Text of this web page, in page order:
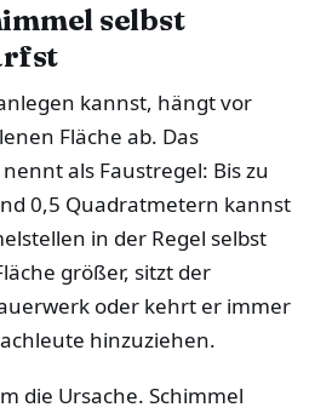
selbst
kannst, hängt vor
Fläche ab. Das
als Faustregel: Bis zu
0,5 Quadratmetern kannst
in der Regel selbst
größer, sitzt der
oder kehrt er immer
hinzuziehen.
die Ursache. Schimmel